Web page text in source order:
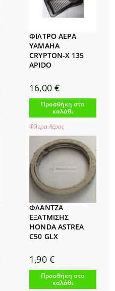
ΦΙΛΤΡΟ ΑΕΡΑ
YAMAHA
CRYPTON-X 135
APIDO
16,00 €
Προσθήκη στο
καλάθι
Φίλτρα Αέρος
ΦΛΑΝΤΖΑ
ΕΞΑΤΜΙΣΗΣ
HONDA ASTREA
C50 GLX
1,90 €
Προσθήκη στο
καλάθι